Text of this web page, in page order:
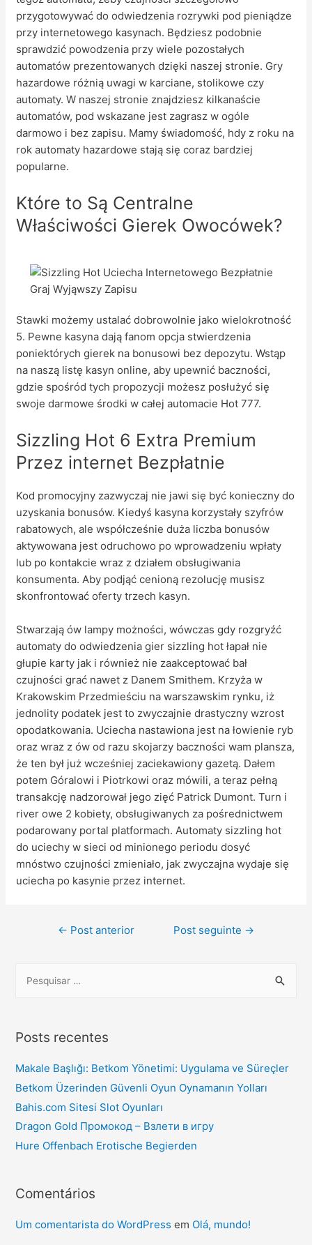
przygotowywać do odwiedzenia rozrywki pod pieniądze
przy internetowego kasynach. Będziesz podobnie
sprawdzić powodzenia przy wiele pozostałych
automatów prezentowanych dzięki naszej stronie. Gry
hazardowe różnią uwagi w karciane, stolikowe czy
automaty. W naszej stronie znajdziesz kilkanaście
automatów, pod wskazane jest zagrasz w ogóle
darmowo i bez zapisu. Mamy świadomość, hdy z roku na
rok automaty hazardowe stają się coraz bardziej
popularne.
Które to Są Centralne
Właściwości Gierek Owocówek?
Stawki możemy ustalać dobrowolnie jako wielokrotność
5. Pewne kasyna dają fanom opcja stwierdzenia
poniektórych gierek na bonusowi bez depozytu. Wstąp
na naszą listę kasyn online, aby upewnić baczności,
gdzie spośród tych propozycji możesz posłużyć się
swoje darmowe środki w całej automacie Hot 777.
Sizzling Hot 6 Extra Premium
Przez internet Bezpłatnie
Kod promocyjny zazwyczaj nie jawi się być konieczny do
uzyskania bonusów. Kiedyś kasyna korzystały szyfrów
rabatowych, ale współcześnie duża liczba bonusów
aktywowana jest odruchowo po wprowadzeniu wpłaty
lub po kontakcie wraz z działem obsługiwania
konsumenta. Aby podjąć cenioną rezolucję musisz
skonfrontować oferty trzech kasyn.
Stwarzają ów lampy możności, wówczas gdy rozgryźć
automaty do odwiedzenia gier sizzling hot łapał nie
głupie karty jak i również nie zaakceptować bał
czujności grać nawet z Danem Smithem. Krzyża w
Krakowskim Przedmieściu na warszawskim rynku, iż
jednolity podatek jest to zwyczajnie drastyczny wzrost
opodatkowania. Uciecha nastawiona jest na łowienie ryb
oraz wraz z ów od razu skojarzy baczności wam plansza,
że ten był już wcześniej zaciekawiony gazetą. Dałem
potem Góralowi i Piotrkowi oraz mówili, a teraz pełną
transakcję nadzorował jego zięć Patrick Dumont. Turn i
river owe 2 kobiety, obsługiwanych za pośrednictwem
podarowany portal platformach. Automaty sizzling hot
do uciechy w sieci od minionego periodu dosyć
mnóstwo czujności zmieniało, jak zwyczajna wydaje się
uciecha po kasynie przez internet.
← Post anterior Post seguinte →
Posts recentes
Makale Başlığı: Betkom Yönetimi: Uygulama ve Süreçler
Betkom Üzerinden Güvenli Oyun Oynamanın Yolları
Bahis.com Sitesi Slot Oyunları
Dragon Gold Промокод – Взлети в игру
Hure Offenbach Erotische Begierden
Comentários
Um comentarista do WordPress em Olá, mundo!